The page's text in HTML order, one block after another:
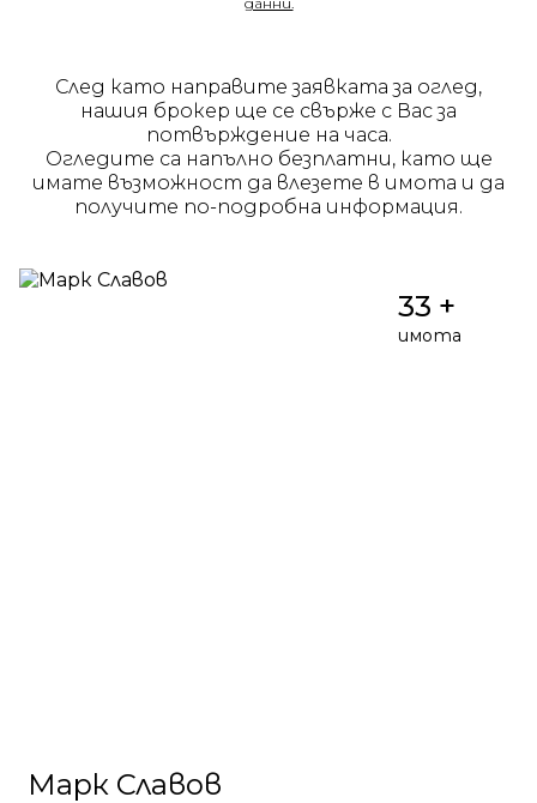
След като направите заявката за оглед,
нашия брокер ще се свърже с Вас за
потвърждение на часа.
Огледите са напълно безплатни, като ще
имате възможност да влезете в имота и да
получите по-подробна информация.
33 +
имота
Марк Славов